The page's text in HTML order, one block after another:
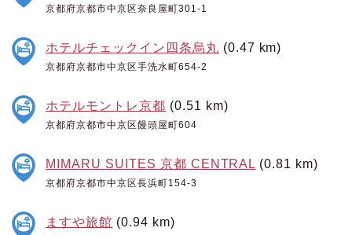
京都府京都市中京区奈良屋町301-1
ホテルチェックイン四条烏丸 (0.47 km)
京都府京都市中京区手洗水町654-2
ホテルモントレ京都 (0.51 km)
京都府京都市中京区饅頭屋町604
MIMARU SUITES 京都 CENTRAL (0.81 km)
京都府京都市中京区長浜町154-3
ますや旅館 (0.94 km)